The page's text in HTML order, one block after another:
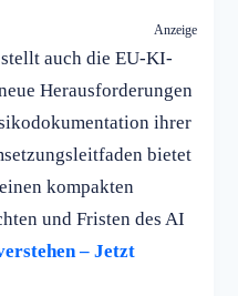
Anzeige
auch die EU-KI-
Herausforderungen
ihrer
bietet
kompakten
und Fristen des AI
– Jetzt